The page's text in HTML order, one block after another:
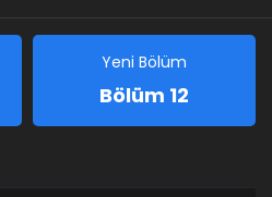
Yeni Bölüm
Bölüm 12